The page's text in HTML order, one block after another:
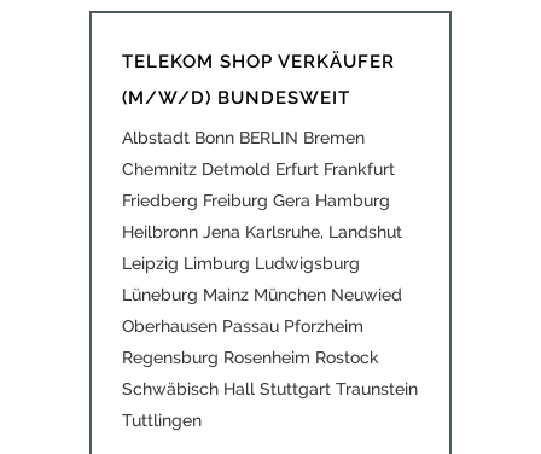
TELEKOM SHOP VERKÄUFER
(M/W/D) BUNDESWEIT
Albstadt Bonn BERLIN Bremen
Chemnitz Detmold Erfurt Frankfurt
Friedberg Freiburg Gera Hamburg
Heilbronn Jena Karlsruhe, Landshut
Leipzig Limburg Ludwigsburg
Lüneburg Mainz München Neuwied
Oberhausen Passau Pforzheim
Regensburg Rosenheim Rostock
Schwäbisch Hall Stuttgart Traunstein
Tuttlingen